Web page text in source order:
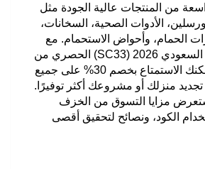
من المنتجات عالية الجودة مثل
الأدوات الصحية، السخانات،
الحمام، وأحواض الاستحمام. مع
2026
(SC33)
الحصري من
يمكنك الاستمتاع بخصم 30% على جميع
تجديد منزلك أو مشروعك أكثر توفيرًا.
مزايا التسوق من الخزف
الكود، ونصائح لتحقيق أقصى